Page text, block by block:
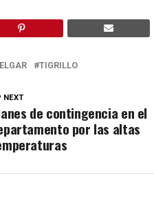
TIGRILLO
NEXT
de contingencia en el
por las altas